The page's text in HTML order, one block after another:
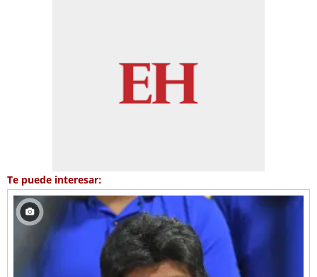
Te puede interesar: